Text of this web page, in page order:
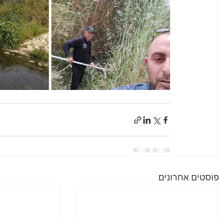
פוסטים אחרונים